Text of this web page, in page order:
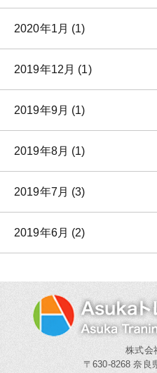
2020年1月 (1)
2019年12月 (1)
2019年9月 (1)
2019年8月 (1)
2019年7月 (3)
2019年6月 (2)
株式会
〒630-8268 奈良